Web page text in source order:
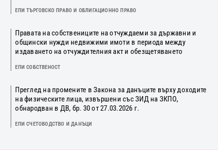
ЕПИ ТЪРГОВСКО ПРАВО И ОБЛИГАЦИОННО ПРАВО
Правата на собствениците на отчуждаеми за държавни и
общински нужди недвижими имоти в периода между
издаването на отчуждителния акт и обезщетяването
ЕПИ СОБСТВЕНОСТ
Преглед на промените в Закона за данъците върху доходите
на физическите лица, извършени със ЗИД на ЗКПО,
обнародван в ДВ, бр. 30 от 27.03.2026 г.
ЕПИ СЧЕТОВОДСТВО И ДАНЪЦИ